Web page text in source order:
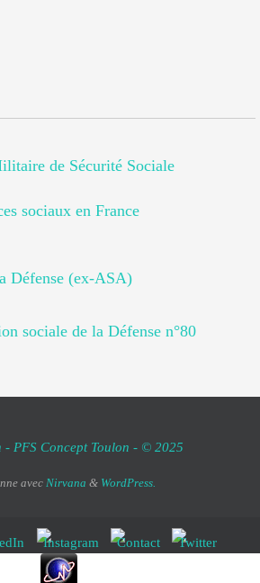
de Sécurité Sociale
sociaux en France
Défense (ex-ASA)
sociale de la Défense n°80
- PFS Concept Toulon - © 2025
avecNirvana & WordPress.